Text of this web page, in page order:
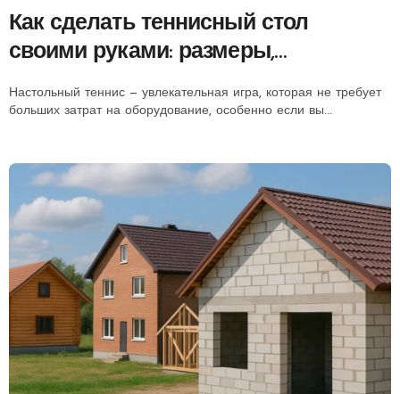
Как сделать теннисный стол
своими руками: размеры,
Настольный теннис — увлекательная игра, которая не требует
больших затрат на оборудование, особенно если вы...